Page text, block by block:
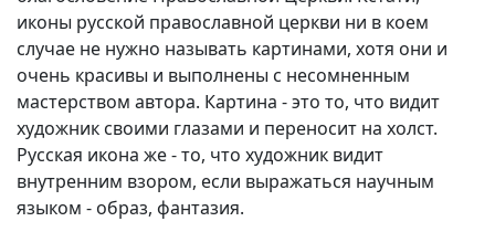
иконы русской православной церкви ни в коем
случае не нужно называть картинами, хотя они и
очень красивы и выполнены с несомненным
мастерством автора. Картина - это то, что видит
художник своими глазами и переносит на холст.
Русская икона же - то, что художник видит
внутренним взором, если выражаться научным
языком - образ, фантазия.